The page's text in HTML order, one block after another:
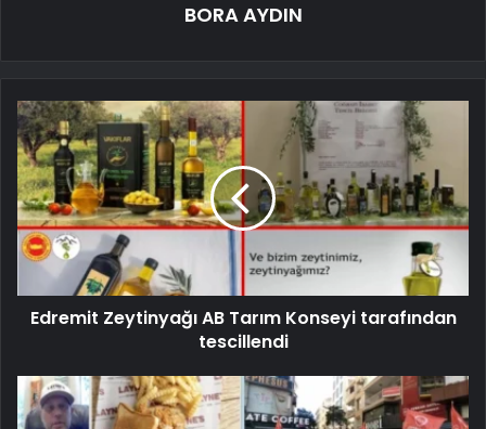
BORA AYDIN
Edremit Zeytinyağı AB Tarım Konseyi tarafından
tescillendi